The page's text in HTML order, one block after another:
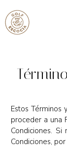
Estos Términos
proceder a una
Condiciones.
Condiciones,